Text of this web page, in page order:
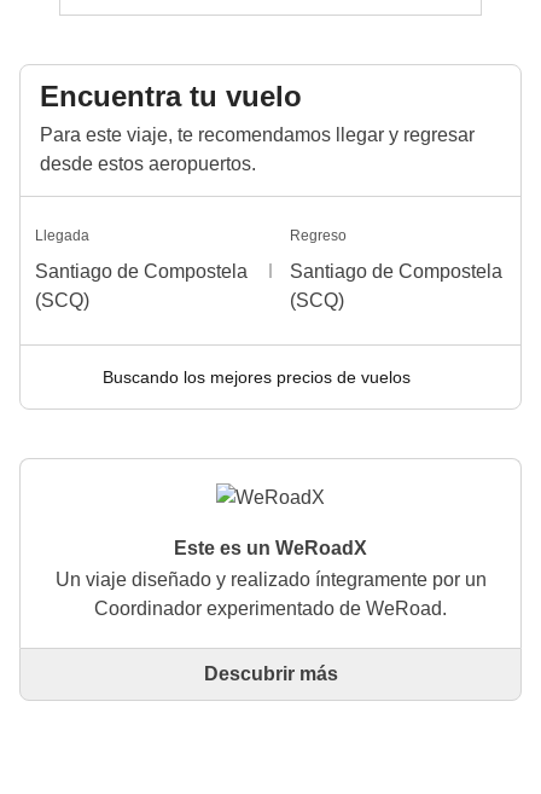
Encuentra tu vuelo
Para este viaje, te recomendamos llegar y regresar
desde estos aeropuertos.
Llegada
Santiago de Compostela
(SCQ)
Regreso
Santiago de Compostela
(SCQ)
Buscando los mejores precios de vuelos
Este es un WeRoadX
Un viaje diseñado y realizado íntegramente por un
Coordinador experimentado de WeRoad.
Este es un viaje diseñado y realizado íntegramente
Descubrir más